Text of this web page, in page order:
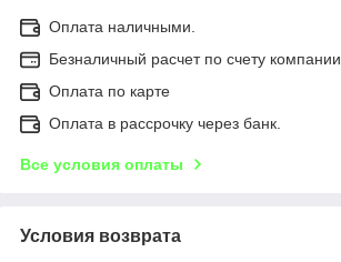
Оплата наличными.
Безналичный расчет по счету компании.
Оплата по карте
Оплата в рассрочку через банк.
Все условия оплаты
Условия возврата